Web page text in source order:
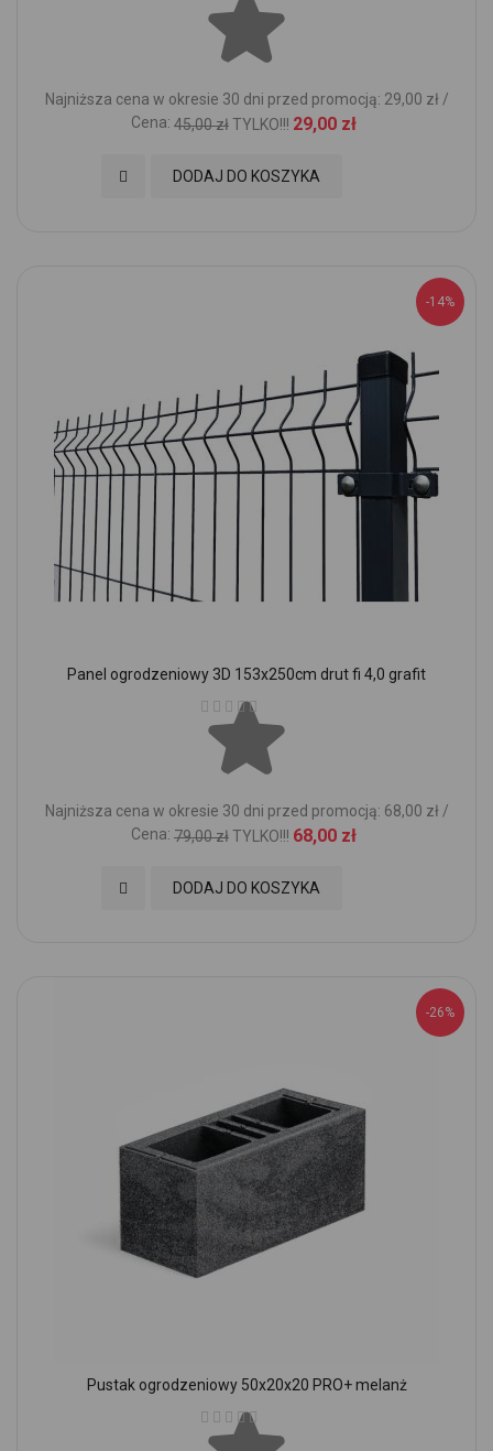
Najniższa cena w okresie 30 dni przed promocją: 29,00 zł /
Cena: 45,00 złTYLKO!!! 29,00 zł
DODAJ DO KOSZYKA
Dodaj do Ulubionych
-14%
Panel ogrodzeniowy 3D 153x250cm drut fi 4,0 grafit
Ocena:
Najniższa cena w okresie 30 dni przed promocją: 68,00 zł /
Cena: 79,00 złTYLKO!!! 68,00 zł
DODAJ DO KOSZYKA
Dodaj do Ulubionych
-26%
Pustak ogrodzeniowy 50x20x20 PRO+ melanż
Ocena: